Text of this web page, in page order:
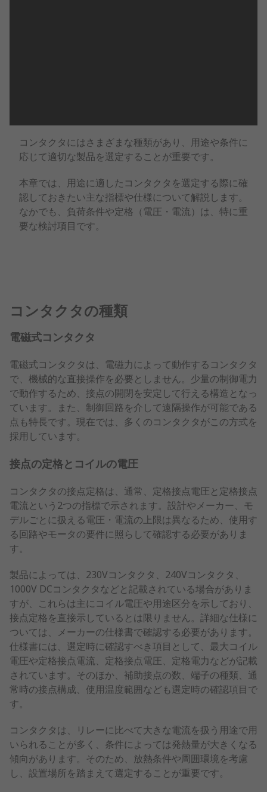
コンタクタにはさまざまな種類があり、用途や条件に
応じて適切な製品を選定することが重要です。
本章では、用途に適したコンタクタを選定する際に確
認しておきたい主な指標や仕様について解説します。
なかでも、負荷条件や定格（電圧・電流）は、特に重
要な検討項目です。
コンタクタの種類
電磁式コンタクタ
電磁式コンタクタは、電磁力によって動作するコンタクタ
で、機械的な直接操作を必要としません。少量の制御電力
で動作するため、接点の開閉を安定して行える構造となっ
ています。また、制御回路を介して遠隔操作が可能である
点も特長です。現在では、多くのコンタクタがこの方式を
採用しています。
接点の定格とコイルの電圧
コンタクタの接点定格は、通常、定格接点電圧と定格接点
電流という2つの指標で示されます。設計やメーカー、モ
デルごとに扱える電圧・電流の上限は異なるため、使用す
る回路やモータの要件に照らして確認する必要がありま
す。
製品によっては、230Vコンタクタ、240Vコンタクタ、
1000V DCコンタクタなどと記載されている場合がありま
すが、これらは主にコイル電圧や用途区分を示しており、
接点定格を直接示しているとは限りません。詳細な仕様に
ついては、メーカーの仕様書で確認する必要があります。
仕様書には、選定時に確認すべき項目として、最大コイル
電圧や定格接点電流、定格接点電圧、定格電力などが記載
されています。そのほか、補助接点の数、端子の種類、通
常時の接点構成、使用温度範囲なども選定時の確認項目で
す。
コンタクタは、リレーに比べて大きな電流を扱う用途で用
いられることが多く、条件によっては発熱量が大きくなる
傾向があります。そのため、放熱条件や周囲環境を考慮
し、設置場所を踏まえて選定することが重要です。